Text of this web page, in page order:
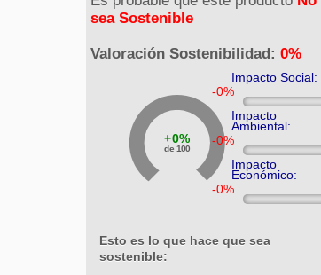
sea Sostenible
Valoración Sostenibilidad: 0%
0%
de 100
Impacto Social:
Impacto
Ambiental:
Impacto
Económico:
Esto es lo que hace que sea
sostenible: